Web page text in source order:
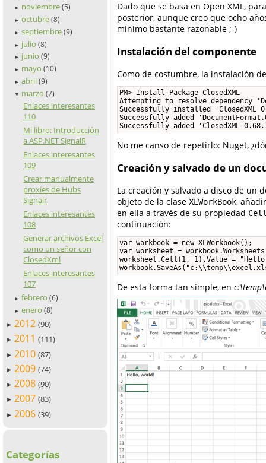
► noviembre (5)
► octubre (8)
► septiembre (9)
► julio (8)
► junio (9)
► mayo (10)
► abril (9)
▼ marzo (7)
Enlaces interesantes
110
Mi libro: Introducción
a ASP.NET SignalR
Enlaces interesantes
109
Crear manualmente
proxies de Hubs
Signalr
Enlaces interesantes
108
Generar archivos Excel
como un señor con
ClosedXml
Enlaces interesantes
107
► febrero (6)
► enero (8)
► 2012 (90)
► 2011 (111)
► 2010 (87)
► 2009 (74)
► 2008 (90)
► 2007 (83)
► 2006 (39)
Categorías
Dado que se basa en Open XML,
posterior, aunque creo que ocho
mínimo bastante razonable ;-)
Instalación del componente
Como de costumbre, la instalación
PM> Install-Package ClosedXML
Attempting to resolve dependency
Successfully installed 'ClosedXML
Successfully added
Successfully added 'ClosedXML
No me canso de repetirlo: Nuget,
Creación y salvado de un
La creación y salvado a disco de un
objeto de la clase XLWorkBook,
en ella a través de su propiedad
continuación:
var workbook = new XLWorkbook();
var worksheet =
worksheet.Cell(1, 1).Value =
De esta forma tan simple, en